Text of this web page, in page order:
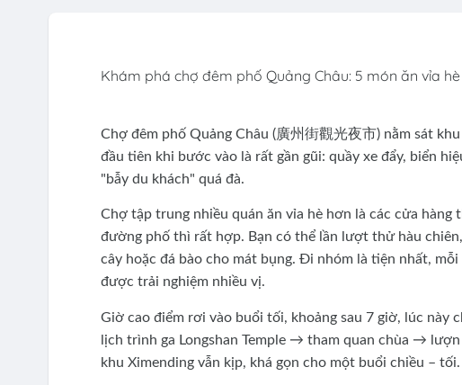
Khám phá chợ đêm phố Quảng Châu: 5 món ăn vỉa
Chợ đêm phố Quảng Châu (廣州街觀光夜市) nằm sát
đầu tiên khi bước vào là rất gần gũi: quầy xe đẩy, biển
"bẫy du khách" quá đà.
Chợ tập trung nhiều quán ăn vỉa hè hơn là các cửa
đường phố thì rất hợp. Bạn có thể lần lượt thử hàu
cây hoặc đá bào cho mát bụng. Đi nhóm là tiện nhất,
được trải nghiệm nhiều vị.
Giờ cao điểm rơi vào buổi tối, khoảng sau 7 giờ, lúc
lịch trình ga Longshan Temple → tham quan chùa →
khu Ximending vẫn kịp, khá gọn cho một buổi chiều – tối.